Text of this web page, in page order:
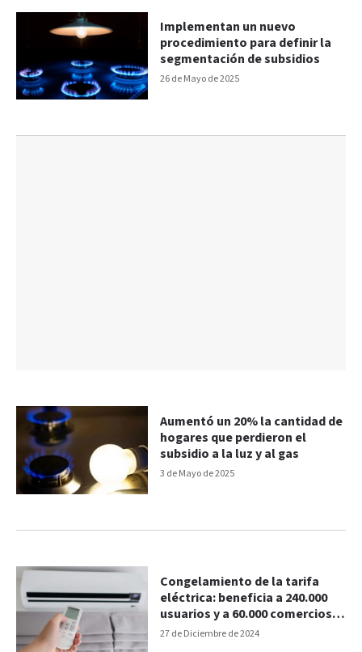
26 de Mayo de 2025
Implementan un nuevo
procedimiento para definir la
segmentación de subsidios
3 de Mayo de 2025
Aumentó un 20% la cantidad de
hogares que perdieron el
subsidio a la luz y al gas
27 de Diciembre de 2024
Congelamiento de la tarifa
eléctrica: beneficia a 240.000
usuarios y a 60.000 comercios y
pymes